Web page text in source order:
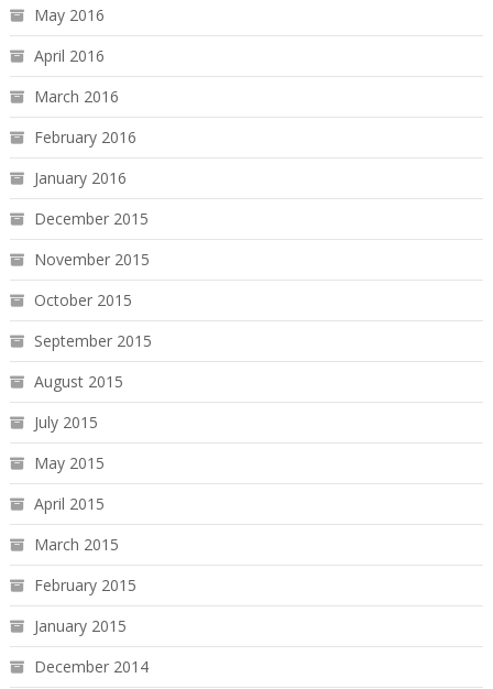
May 2016
April 2016
March 2016
February 2016
January 2016
December 2015
November 2015
October 2015
September 2015
August 2015
July 2015
May 2015
April 2015
March 2015
February 2015
January 2015
December 2014